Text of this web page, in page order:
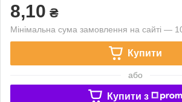
8,10 ₴
Мінімальна сума замовлення на сайті —
Купити
або
Купити з